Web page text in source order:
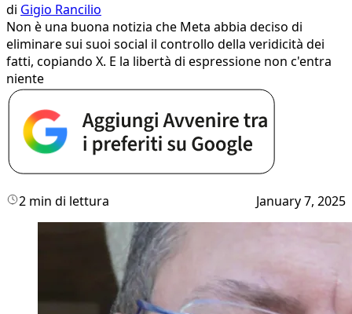
di Gigio Rancilio
Non è una buona notizia che Meta abbia deciso di
eliminare sui suoi social il controllo della veridicità dei
fatti, copiando X. E la libertà di espressione non c'entra
niente
2 min di lettura January 7, 2025